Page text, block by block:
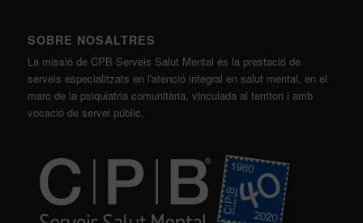
SOBRE NOSALTRES
La missió de CPB Serveis Salut Mental és la prestació de
serveis especialitzats en l'atenció integral en salut mental, en el
marc de la psiquiatria comunitària, vinculada al territori i amb
vocació de servei públic.